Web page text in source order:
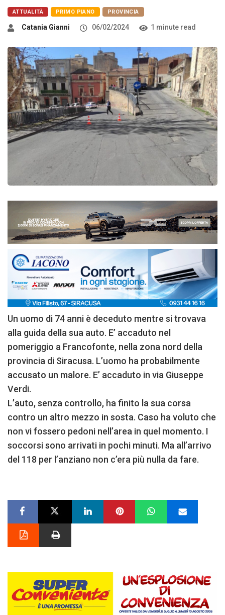
ATTUALITÀ PRIMO PIANO PROVINCIA
Catania Gianni 06/02/2024 1 minute read
Un uomo di 74 anni è deceduto mentre si trovava
alla guida della sua auto. E’ accaduto nel
pomeriggio a Francofonte, nella zona nord della
provincia di Siracusa. L’uomo ha probabilmente
accusato un malore. E’ accaduto in via Giuseppe
Verdi.
L’auto, senza controllo, ha finito la sua corsa
contro un altro mezzo in sosta. Caso ha voluto che
non vi fossero pedoni nell’area in quel momento. I
soccorsi sono arrivati in pochi minuti. Ma all’arrivo
del 118 per l’anziano non c’era più nulla da fare.